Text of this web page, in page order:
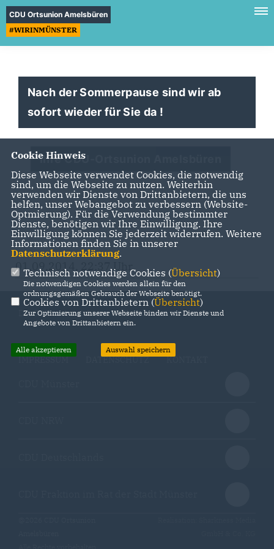
CDU Ortsunion Amelsbüren
#WIRINMÜNSTER
Nach der Sommerpause sind wir ab
sofort wieder für Sie da !
Ihre CDU-Ortsunion Amelsbüren
01.09.2014, 22:37 Uhr
Die CDU in Amelsbüren stellt sich vor!
IMPRESSUM DATENSCHUTZ KONTAKT
Cookie Hinweis
Diese Webseite verwendet Cookies, die notwendig
sind, um die Webseite zu nutzen. Weiterhin
verwenden wir Dienste von Drittanbietern, die uns
helfen, unser Webangebot zu verbessern (Website-
Optmierung). Für die Verwendung bestimmter
Dienste, benötigen wir Ihre Einwilligung. Ihre
Einwilligung können Sie jederzeit widerrufen. Weitere
Informationen finden Sie in unserer
Datenschutzerklärung.
Technisch notwendige Cookies (Übersicht)
Die notwendigen Cookies werden allein für den
ordnungsgemäßen Gebrauch der Webseite benötigt.
Cookies von Drittanbietern (Übersicht)
Zur Optimierung unserer Webseite binden wir Dienste und
Angebote von Drittanbietern ein.
Alle akzeptieren Auswahl speichern